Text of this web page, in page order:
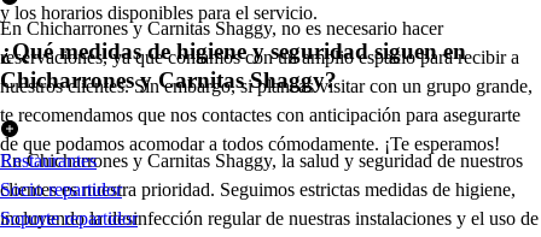
y los horarios disponibles para el servicio.
En Chicharrones y Carnitas Shaggy, no es necesario hacer
reservaciones, ya que contamos con un amplio espacio para recibir a
nuestros clientes. Sin embargo, si planeas visitar con un grupo grande,
te recomendamos que nos contactes con anticipación para asegurarte
de que podamos acomodar a todos cómodamente. ¡Te esperamos!
¿Qué medidas de higiene y seguridad siguen en
Chicharrones y Carnitas Shaggy?
En Chicharrones y Carnitas Shaggy, la salud y seguridad de nuestros
clientes es nuestra prioridad. Seguimos estrictas medidas de higiene,
incluyendo la desinfección regular de nuestras instalaciones y el uso de
Restaurantes
Socio repartidor
Soporte repartidor